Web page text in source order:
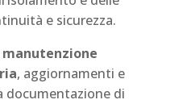
e sicurezza.
manutenzione
, aggiornamenti e
documentazione di